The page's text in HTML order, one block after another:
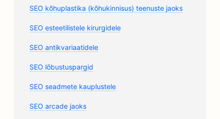
SEO kõhuplastika (kõhukinnisus) teenuste jaoks
SEO esteetilistele kirurgidele
SEO antikvariaatidele
SEO lõbustuspargid
SEO seadmete kauplustele
SEO arcade jaoks